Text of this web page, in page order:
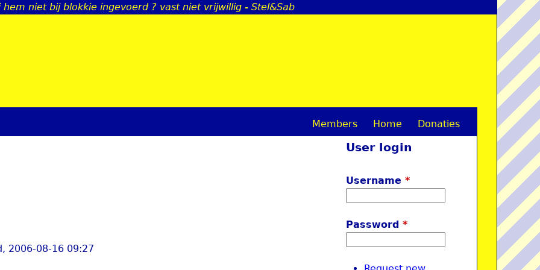
Jump to navigation
niet bij blokkie ingevoerd ? vast niet vrijwillig - Stel&Sab
2006-08-16 09:27
M
Members Home Donaties
User login
Username*
Password*